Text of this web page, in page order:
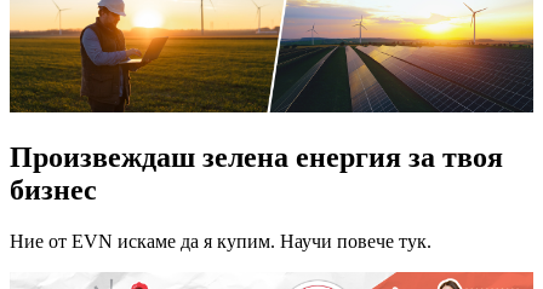
Произвеждаш зелена енергия за твоя
бизнес
Ние от EVN искаме да я купим. Научи повече тук.